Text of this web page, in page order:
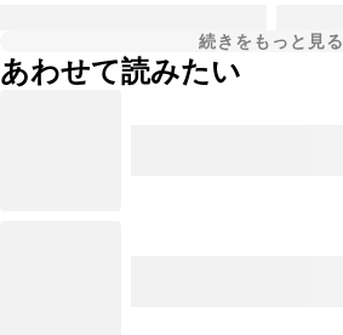
続きをもっと見る
あわせて読みたい